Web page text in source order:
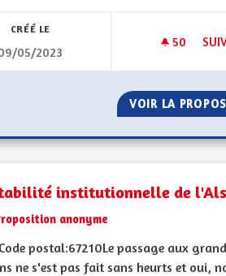
CRÉÉ LE
05/2023
50 50
LA
VOIR LA
institutionnelle de
anonyme
postal:67210Le passage aux
ne s'est pas fait sans heurts et oui,